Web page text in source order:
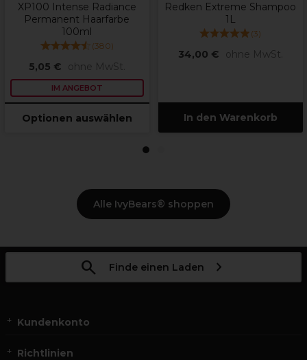
XP100 Intense Radiance
Permanent Haarfarbe
100ml
(380)
5,05 € ohne MwSt.
IM ANGEBOT
Optionen auswählen
Redken Extreme Shampoo
1L
(3)
34,00 € ohne MwSt.
In den Warenkorb
1
Alle IvyBears® shoppen
Finde einen Laden
Kundenkonto
Richtlinien